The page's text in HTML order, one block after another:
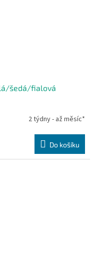
šedá/fialová
2 týdny - až měsíc*
Do košíku